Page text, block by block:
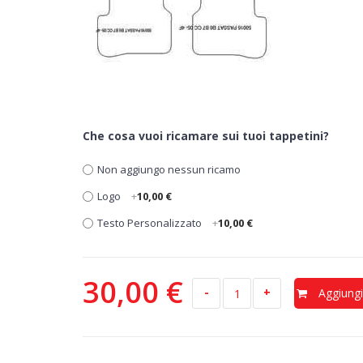
Che cosa vuoi ricamare sui tuoi tappetini?
Non aggiungo nessun ricamo
Logo
+10,00 €
Testo Personalizzato
+10,00 €
30,00 € - +